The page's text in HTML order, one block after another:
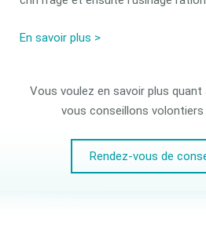
En savoir plus >
Vous voulez en savoir plus
vous conseillons volontiers
Rendez-vous de